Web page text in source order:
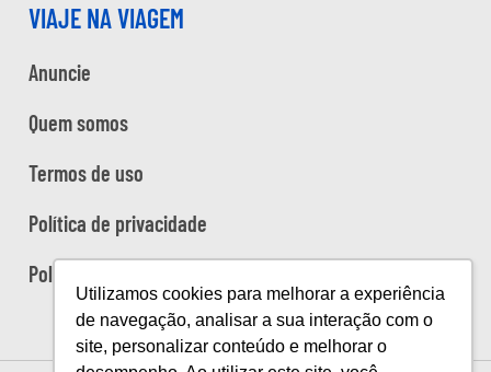
Utilizamos cookies para melhorar a experiência
de navegação, analisar a sua interação com o
site, personalizar conteúdo e melhorar o
VIAJE NA VIAGEM
Anuncie
Quem somos
Termos de uso
Política de privacidade
Política de cookies